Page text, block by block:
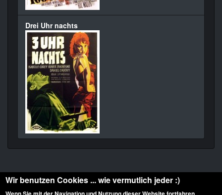
Drei Uhr nachts
Wir benutzen Cookies ... wie vermutlich jeder :)